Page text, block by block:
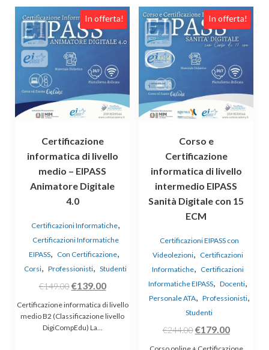
In offerta!
Certificazione
informatica di livello
medio – EIPASS
Animatore Digitale
4.0
Certificazioni Informatiche,
Certificazioni Informatiche
EIPASS, Con Certificazione,
Corsi, Professionisti, Studenti
€149.00 Il
prezzo
originale
era:
€139.00Il
prezzo
attuale
Certificazione informatica di livello
medio B2 (Classificazione livello
DigiCompEdu) La…
In offerta!
Corso e
Certificazione
informatica di livello
intermedio EIPASS
Sanità Digitale con 15
ECM
Certificazioni EIPASS con
Videolezioni, Certificazioni
Informatiche, Certificazioni
Informatiche EIPASS, Docenti,
Personale ATA, Professionisti,
Studenti
€244.00Il
prezzo
€179.00Il
prezzo